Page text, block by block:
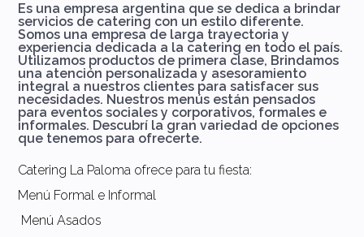
Es una empresa argentina que se dedica a brindar
servicios de catering con un estilo diferente.
Somos una empresa de larga trayectoria y
experiencia dedicada a la catering en todo el país.
Utilizamos productos de primera clase, Brindamos
una atención personalizada y asesoramiento
integral a nuestros clientes para satisfacer sus
necesidades. Nuestros menús están pensados
para eventos sociales y corporativos, formales e
informales. Descubrí la gran variedad de opciones
que tenemos para ofrecerte.
Catering La Paloma ofrece para tu fiesta:
Menú Formal e Informal
Menú Asados